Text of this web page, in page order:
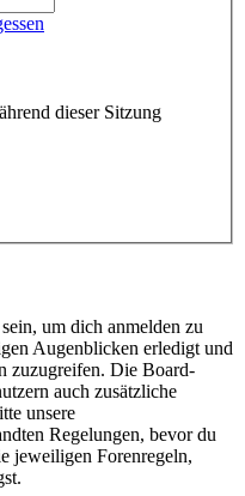
dieser Sitzung
um dich anmelden zu
Augenblicken erledigt und
zuzugreifen. Die Board-
auch zusätzliche
unsere
Regelungen, bevor du
jeweiligen Forenregeln,